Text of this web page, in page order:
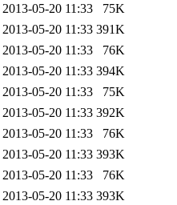
2013-05-20 11:33
75K
2013-05-20 11:33 391K
2013-05-20 11:33
76K
2013-05-20 11:33 394K
2013-05-20 11:33
75K
2013-05-20 11:33 392K
2013-05-20 11:33
76K
2013-05-20 11:33 393K
2013-05-20 11:33
76K
2013-05-20 11:33 393K